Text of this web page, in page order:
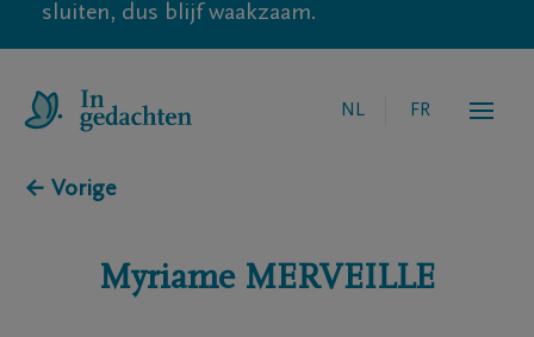
sluiten, dus blijf waakzaam.
NL FR
← Vorige
Myriame MERVEILLE